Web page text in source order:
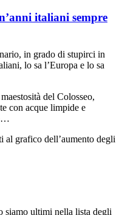
italiani sempre
in grado di stupirci in
lo sa l’Europa e lo sa
del Colosseo,
con acque limpide e
al grafico dell’aumento degli
siamo ultimi nella lista degli